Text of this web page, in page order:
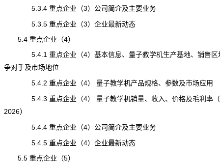
5.3.4 重点企业（3）公司简介及主要业务
5.3.5 重点企业（3）企业最新动态
5.4 重点企业（4）
5.4.1 重点企业（4）基本信息、量子教学机生产基地、销售区
争对手及市场地位
5.4.2 重点企业（4） 量子教学机产品规格、参数及市场应用
5.4.3 重点企业（4） 量子教学机销量、收入、价格及毛利率（
2026）
5.4.4 重点企业（4）公司简介及主要业务
5.4.5 重点企业（4）企业最新动态
5.5 重点企业（5）